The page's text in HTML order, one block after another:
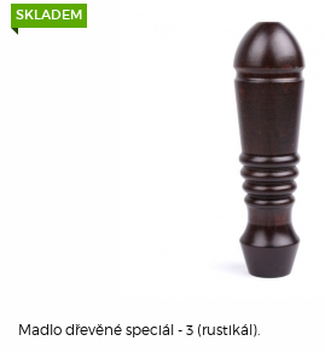
SKLADEM
Madlo dřevěné speciál - 3 (rustikál).